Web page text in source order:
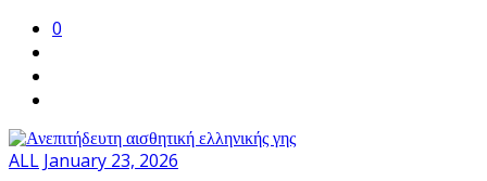
0
ALL January 23, 2026